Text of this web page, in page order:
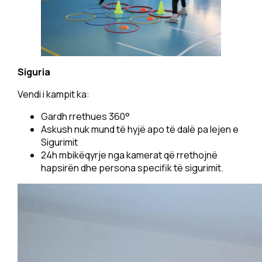
Siguria
Vendi i kampit ka:
Gardh rrethues 360°
Askush nuk mund të hyjë apo të dalë pa lejen e
Sigurimit
24h mbikëqyrje nga kamerat që rrethojnë
hapsirën dhe persona specifik të sigurimit.